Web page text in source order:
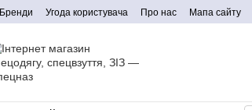
Бренди Угода користувача Про нас Мапа сайту